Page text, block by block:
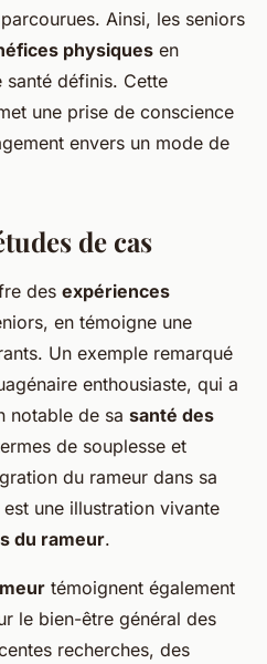
Ainsi, les seniors
physiques en
définis. Cette
une prise de conscience
envers un mode de
de cas
des expériences
en témoigne une
Un exemple remarqué
enthousiaste, qui a
notable de sa santé des
de souplesse et
du rameur dans sa
une illustration vivante
du rameur.
témoignent également
le bien-être général des
recherches, des